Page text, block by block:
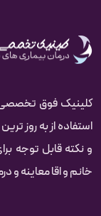
کلینیک فوق تخصصی
استفاده از به روز
و نکته قابل توجه
خانم و اقا معاینه و